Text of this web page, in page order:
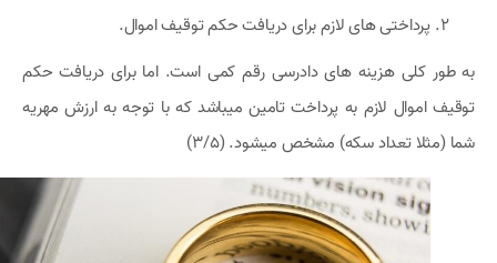
پرداختی های لازم برای دریافت حکم توقیف اموال.
به طور کلی هزینه های دادرسی رقم کمی است. اما برای دریافت حکم
توقیف اموال لازم به پرداخت تامین میباشد که با توجه به ارزش مهریه
شما (مثلا تعداد سکه) مشخص میشود. (3/5)